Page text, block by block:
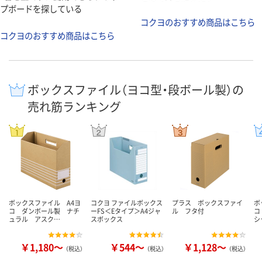
プボードを探している
コクヨのおすすめ商品はこちら
コクヨのおすすめ商品はこちら
ボックスファイル（ヨコ型・段ボール製）の
売れ筋ランキング
ボックスファイル A4ヨ
コ ダンボール製 ナチ
ュラル アスク…
￥1,180～ （税込）
コクヨ ファイルボックス
ーFS＜Eタイプ＞A4ジャ
スボックス
￥544～ （税込）
プラス ボックスファイ
ル フタ付
￥1,128～ （税込）